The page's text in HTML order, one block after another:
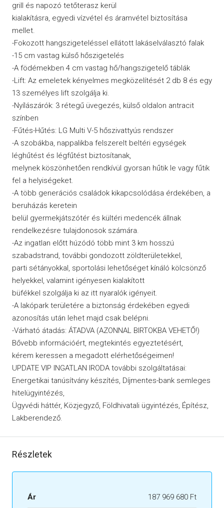
grill és napozó tetőterasz kerül
kialakításra, egyedi vízvétel és áramvétel biztosítása
mellet.
-Fokozott hangszigeteléssel ellátott lakáselválasztó falak
-15 cm vastag külső hőszigetelés
-A födémekben 4 cm vastag hő/hangszigetelő táblák
-Lift: Az emeletek kényelmes megközelítését 2 db 8 és egy
13 személyes lift szolgálja ki.
-Nyílászárók: 3 rétegű üvegezés, külső oldalon antracit
színben
-Fűtés-Hűtés: LG Multi V-5 hőszivattyús rendszer
-A szobákba, nappalikba felszerelt beltéri egységek
léghűtést és légfűtést biztosítanak,
melynek köszönhetően rendkívül gyorsan hűtik le vagy fűtik
fel a helyiségeket.
-A több generációs családok kikapcsolódása érdekében, a
beruházás keretein
belül gyermekjátszótér és kültéri medencék állnak
rendelkezésre tulajdonosok számára.
-Az ingatlan előtt húzódó több mint 3 km hosszú
szabadstrand, további gondozott zöldterületekkel,
parti sétányokkal, sportolási lehetőséget kínáló kölcsönző
helyekkel, valamint igényesen kialakított
büfékkel szolgálja ki az itt nyaralók igényeit.
-A lakópark területére a biztonság érdekében egyedi
azonosítás után lehet majd csak belépni.
-Várható átadás: ÁTADVA (AZONNAL BIRTOKBA VEHETŐ!)
Bővebb információért, megtekintés egyeztetésért,
kérem keressen a megadott elérhetőségeimen!
UPDATE VIP INGATLAN IRODA további szolgáltatásai:
Energetikai tanúsítvány készítés, Díjmentes-bank semleges
hitelügyintézés,
Ügyvédi háttér, Közjegyző, Földhivatali ügyintézés, Építész,
Lakberendező.
Részletek
Ár 187 969 680 Ft